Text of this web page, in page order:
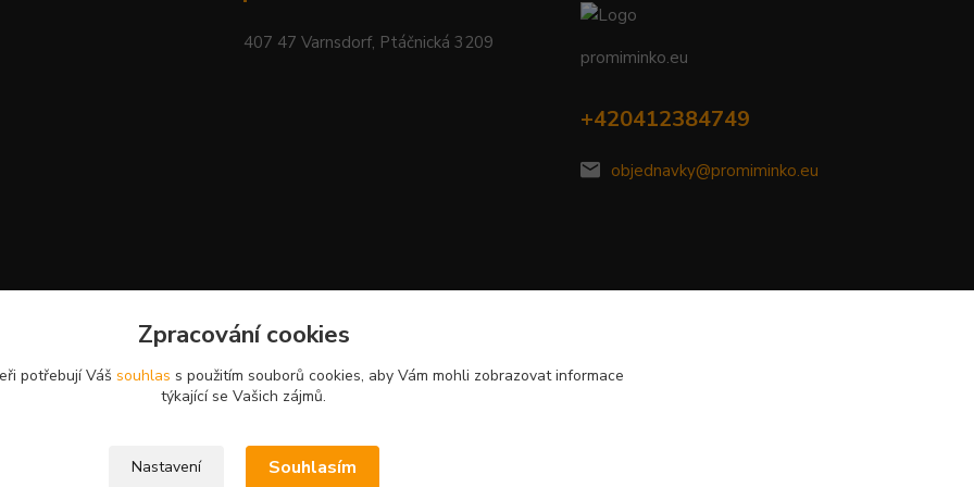
407 47 Varnsdorf, Ptáčnická 3209
promiminko.eu
+420412384749
objednavky@promiminko.eu
Zpracování cookies
potřebují Váš souhlas s použitím souborů cookies, aby Vám mohli zobrazovat informace
týkající se Vašich zájmů.
Nastavení Souhlasím